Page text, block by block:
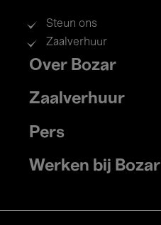
Steun ons
Zaalverhuur
Footer
menu
Over Bozar
Zaalverhuur
Pers
Werken bij Bozar